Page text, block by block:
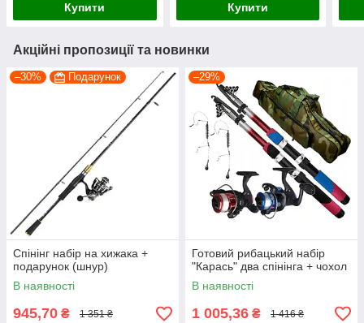
Купити Купити
Акційні пропозиції та новинки
–30% Подарунок
Спінінг набір на хижака +
подарунок (шнур)
В наявності
945,70 ₴ 1 351 ₴
–29%
Готовий рибацький набір
"Карась" два спінінга + чохол
В наявності
1 005,36 ₴ 1 416 ₴